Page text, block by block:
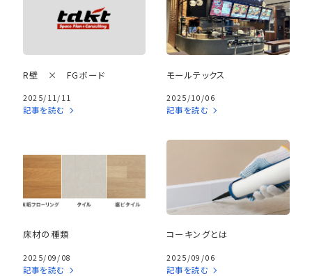
R壁 × FGボード
2025/11/11
記事を読む
モールテックス
2025/10/06
記事を読む
床材の種類
2025/09/08
記事を読む
コーキングとは
2025/09/06
記事を読む